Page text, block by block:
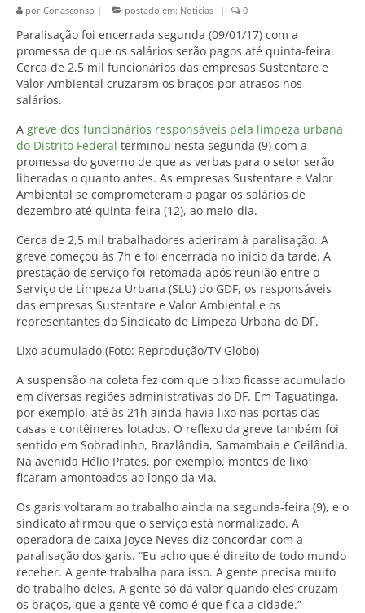
por Conasconsp | postado em: Notícias | 0
Paralisação foi encerrada segunda (09/01/17) com a
promessa de que os salários serão pagos até quinta-feira.
Cerca de 2,5 mil funcionários das empresas Sustentare e
Valor Ambiental cruzaram os braços por atrasos nos
salários.
A greve dos funcionários responsáveis pela limpeza urbana
do Distrito Federal terminou nesta segunda (9) com a
promessa do governo de que as verbas para o setor serão
liberadas o quanto antes. As empresas Sustentare e Valor
Ambiental se comprometeram a pagar os salários de
dezembro até quinta-feira (12), ao meio-dia.
Cerca de 2,5 mil trabalhadores aderiram à paralisação. A
greve começou às 7h e foi encerrada no início da tarde. A
prestação de serviço foi retomada após reunião entre o
Serviço de Limpeza Urbana (SLU) do GDF, os responsáveis
das empresas Sustentare e Valor Ambiental e os
representantes do Sindicato de Limpeza Urbana do DF.
Lixo acumulado (Foto: Reprodução/TV Globo)
A suspensão na coleta fez com que o lixo ficasse acumulado
em diversas regiões administrativas do DF. Em Taguatinga,
por exemplo, até às 21h ainda havia lixo nas portas das
casas e contêineres lotados. O reflexo da greve também foi
sentido em Sobradinho, Brazlândia, Samambaia e Ceilândia.
Na avenida Hélio Prates, por exemplo, montes de lixo
ficaram amontoados ao longo da via.
Os garis voltaram ao trabalho ainda na segunda-feira (9), e o
sindicato afirmou que o serviço está normalizado. A
operadora de caixa Joyce Neves diz concordar com a
paralisação dos garis. “Eu acho que é direito de todo mundo
receber. A gente trabalha para isso. A gente precisa muito
do trabalho deles. A gente só dá valor quando eles cruzam
os braços, que a gente vê como é que fica a cidade.”